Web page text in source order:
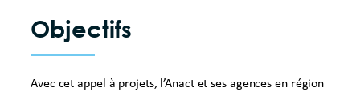
Objectifs
Avec cet appel à projets, l’Anact et ses agences en région